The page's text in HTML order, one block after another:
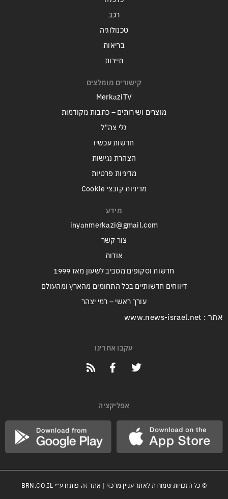
רכב
טכנולוגיה
בריאות
תיירות
קישורים מומלצים
MerkaziTV
מוצרים ושירותים – כתבות מקודמות
גלי צה"ל
חדשות עכשיו
הצהרת נגישות
מדיניות פרטיות
מדיניות קובצי Cookie
מידע
inyanmerkazi@gmail.com
צור קשר
אודות
חדשות וסקופים מסביב לשעון מאז 1999
דיווחים חדשותיים בכל התחומים מהארץ ומהעולם
עורך ראשי – רמי יצהר
אתר : www.news-israel.net
עקבו אחרינו
אפליקציה
© כל הזכויות שמורות לאתר עניין מרכזי | אתר זה פותח ע״יBRN.CO.IL